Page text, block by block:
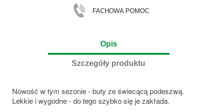
FACHOWA POMOC
Opis
Szczegóły produktu
Nowość w tym sezonie - buty ze świecącą podeszwą.
Lekkie i wygodne - do tego szybko się je zakłada.